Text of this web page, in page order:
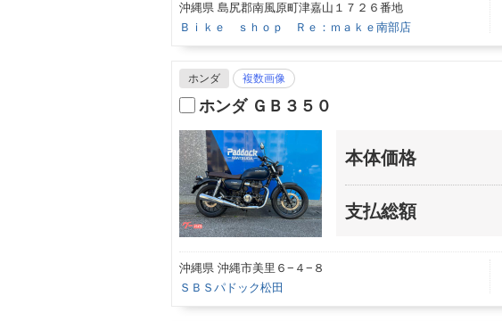
沖縄県 島尻郡南風原町津嘉山１７２６番地
Ｂｉｋｅ ｓｈｏｐ Ｒｅ：ｍａｋｅ南部店
ホンダ 複数画像
ホンダ ＧＢ３５０
本体価格
支払総額
沖縄県 沖縄市美里６−４−８
ＳＢＳパドック松田